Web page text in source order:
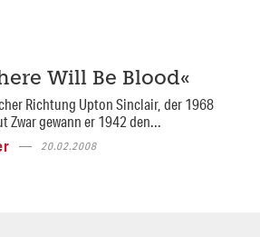
Will Be Blood«
Richtung Upton Sinclair, der 1968
Zwar gewann er 1942 den...
20.02.2008